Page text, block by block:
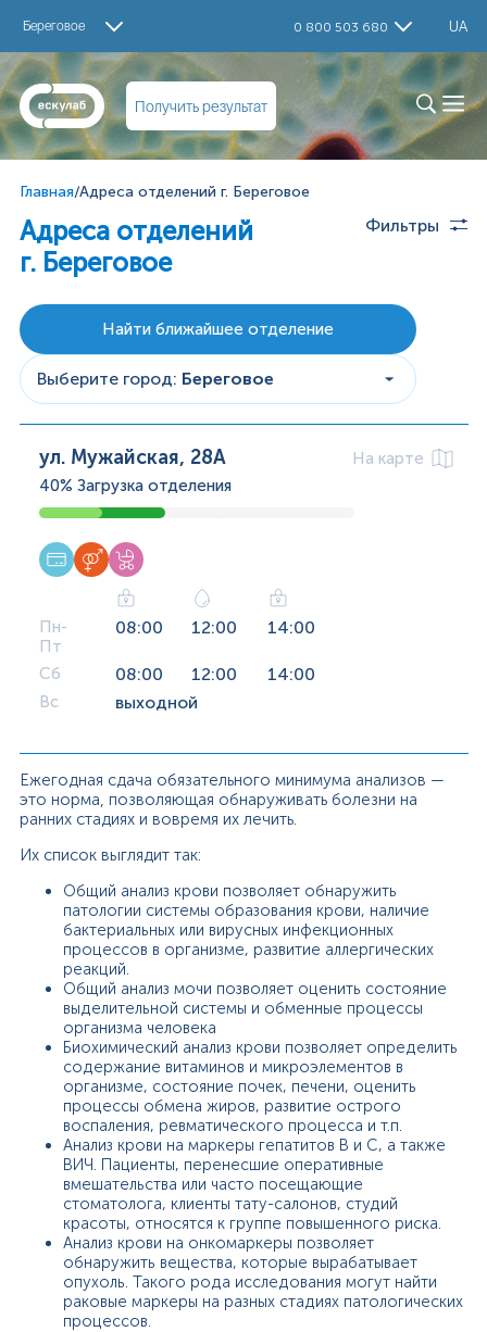
Береговое 0 800 503 680 UA
Получить результат
Главная/Адреса отделений г. Береговое
Адреса отделений
г. Береговое
Фильтры
Выберите город: Береговое
Найти ближайшее отделение
ул. Мужайская, 28А
На карте
40% Загрузка отделения
Пн-
Пт
08:00 12:00 14:00
Сб 08:00 12:00 14:00
Вс выходной
Ежегодная сдача обязательного минимума анализов —
это норма, позволяющая обнаруживать болезни на
ранних стадиях и вовремя их лечить.
Их список выглядит так:
Общий анализ крови позволяет обнаружить
патологии системы образования крови, наличие
бактериальных или вирусных инфекционных
процессов в организме, развитие аллергических
реакций.
Общий анализ мочи позволяет оценить состояние
выделительной системы и обменные процессы
организма человека
Биохимический анализ крови позволяет определить
содержание витаминов и микроэлементов в
организме, состояние почек, печени, оценить
процессы обмена жиров, развитие острого
воспаления, ревматического процесса и т.п.
Анализ крови на маркеры гепатитов В и С, а также
ВИЧ. Пациенты, перенесшие оперативные
вмешательства или часто посещающие
стоматолога, клиенты тату-салонов, студий
красоты, относятся к группе повышенного риска.
Анализ крови на онкомаркеры позволяет
обнаружить вещества, которые вырабатывает
опухоль. Такого рода исследования могут найти
раковые маркеры на разных стадиях патологических
процессов.